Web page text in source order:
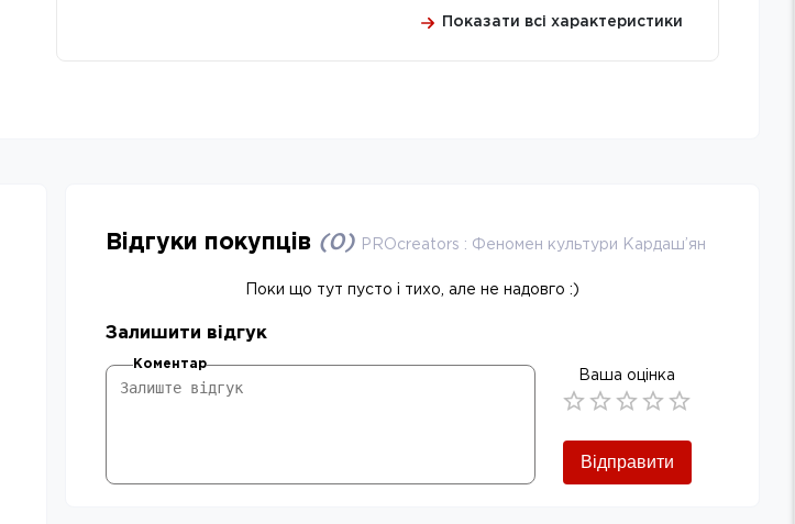
Показати всі характеристики
Відгуки покупців (0) PROcreators : Феномен культури Кардаш’ян
Поки що тут пусто і тихо, але не надовго :)
Залишити відгук
Коментар
Ваша оцінка
Відправити